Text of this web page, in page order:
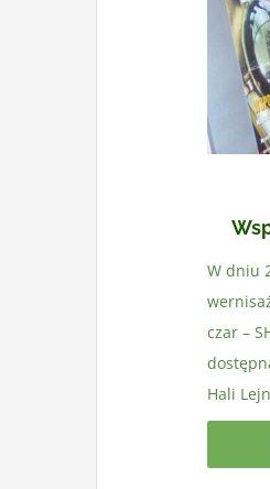
W dniu
czar –
Hali